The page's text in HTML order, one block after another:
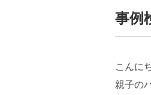
事例
こんに
親子の